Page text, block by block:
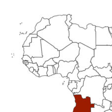
Primary
Sidebar